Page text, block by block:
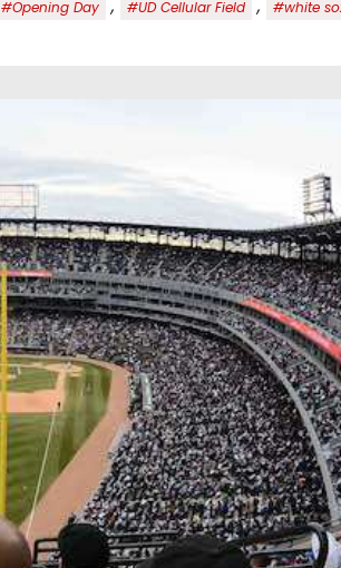
#Opening Day , #UD Cellular Field , #white